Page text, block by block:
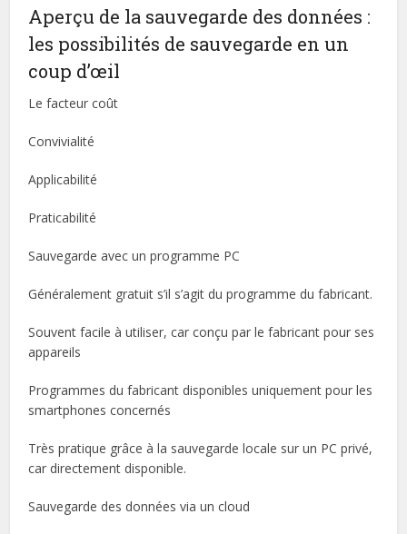
Aperçu de la sauvegarde des données :
les possibilités de sauvegarde en un
coup d’œil
Le facteur coût
Convivialité
Applicabilité
Praticabilité
Sauvegarde avec un programme PC
Généralement gratuit s’il s’agit du programme du fabricant.
Souvent facile à utiliser, car conçu par le fabricant pour ses
appareils
Programmes du fabricant disponibles uniquement pour les
smartphones concernés
Très pratique grâce à la sauvegarde locale sur un PC privé,
car directement disponible.
Sauvegarde des données via un cloud